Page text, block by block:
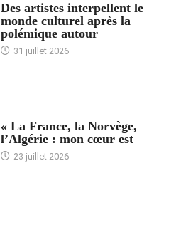
Des artistes interpellent le
monde culturel après la
polémique autour
31 juillet 2026
« La France, la Norvège,
l’Algérie : mon cœur est
23 juillet 2026